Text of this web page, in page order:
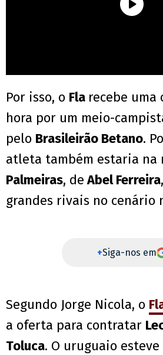
Por isso, o Fla recebe
hora por um meio-
pelo Brasileirão Betano.
atleta também estaria na
Palmeiras, deAbel Ferreira
grandes rivais no cenário
+Siga-nos em
Segundo Jorge Nicola, o
a oferta para contratar
Toluca. O uruguaio esteve